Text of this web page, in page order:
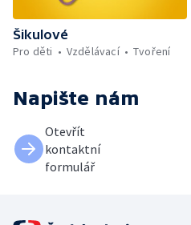
Šikulové
Pro děti
Vzdělávací Tvoření
Napište nám
Otevřít
kontaktní
formulář